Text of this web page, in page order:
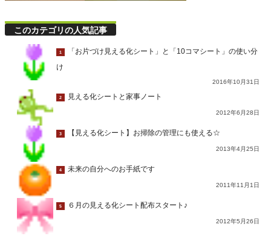
このカテゴリの人気記事
1
「お片づけ見える化シート」と「10コマシート」の使い分
け
2016年10月31日
2 見える化シートと家事ノート
2012年6月28日
3 【見える化シート】お掃除の管理にも使える☆
2013年4月25日
4 未来の自分へのお手紙です
2011年11月1日
5 ６月の見える化シート配布スタート♪
2012年5月26日